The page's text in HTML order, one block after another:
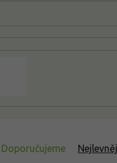
Doporučujeme